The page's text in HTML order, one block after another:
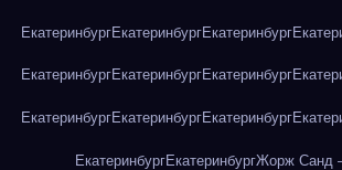
ЕкатеринбургЕкатеринбургЕкатеринбург
ЕкатеринбургЕкатеринбургЕкатеринбург
ЕкатеринбургЕкатеринбургЕкатеринбург
ЕкатеринбургЕкатеринбургЖорж Санд